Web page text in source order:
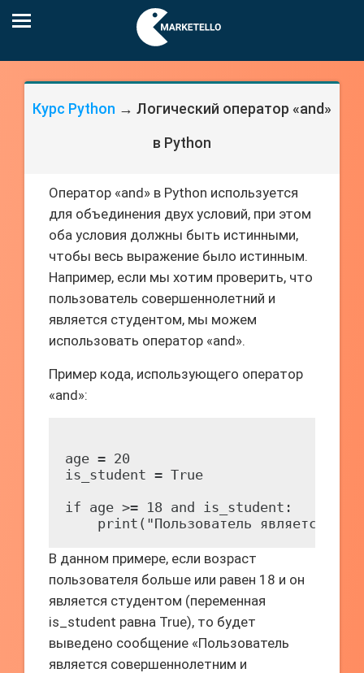
Курс Python → Логический оператор «and»
в Python
Оператор «and» в Python используется
для объединения двух условий, при этом
оба условия должны быть истинными,
чтобы весь выражение было истинным.
Например, если мы хотим проверить, что
пользователь совершеннолетний и
является студентом, мы можем
использовать оператор «and».
Пример кода, использующего оператор
«and»:
age = 20
is_student = True
if age >= 18 and is_student:
В данном примере, если возраст
пользователя больше или равен 18 и он
является студентом (переменная
is_student равна True), то будет
выведено сообщение «Пользователь
является совершеннолетним и